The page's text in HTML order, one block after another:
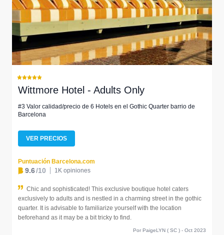
Wittmore Hotel - Adults Only
#3 Valor calidad/precio de 6 Hotels en el Gothic Quarter barrio de
Barcelona
VER PRECIOS
Puntuación Barcelona.com
9.6/10 1K opiniones
Chic and sophisticated! This exclusive boutique hotel caters
exclusively to adults and is nestled in a charming street in the gothic
quarter. It is advisable to familiarize yourself with the location
beforehand as it may be a bit tricky to find.
Por PaigeLYN ( SC ) - Oct 2023